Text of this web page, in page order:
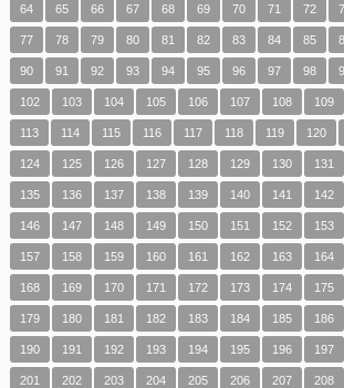
64 65 66 67 68 69 70 71 72
77 78 79 80 81 82 83 84 85
90 91 92 93 94 95 96 97 98
102 103 104 105 106 107 108 109
113 114 115 116 117 118 119 120
124 125 126 127 128 129 130 131
135 136 137 138 139 140 141 142
146 147 148 149 150 151 152 153
157 158 159 160 161 162 163 164
168 169 170 171 172 173 174 175
179 180 181 182 183 184 185 186
190 191 192 193 194 195 196 197
201 202 203 204 205 206 207 208